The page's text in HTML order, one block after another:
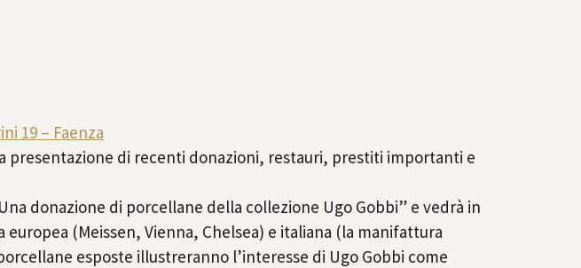
19 – Faenza
presentazione di recenti donazioni, restauri, prestiti importanti e
donazione di porcellane della collezione Ugo Gobbi” e vedrà in
(Meissen, Vienna, Chelsea) e italiana (la manifattura
esposte illustreranno l’interesse di Ugo Gobbi come